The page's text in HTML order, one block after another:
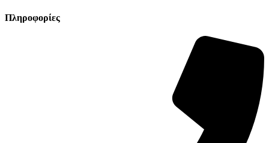
Πληροφορίες